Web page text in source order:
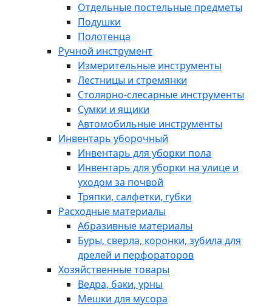
Отдельные постельные предметы
Подушки
Полотенца
Ручной инструмент
Измерительные инструменты
Лестницы и стремянки
Столярно-слесарные инструменты
Сумки и ящики
Автомобильные инструменты
Инвентарь уборочный
Инвентарь для уборки пола
Инвентарь для уборки на улице и
уходом за почвой
Тряпки, салфетки, губки
Расходные материалы
Абразивные материалы
Буры, сверла, коронки, зубила для
дрелей и перфораторов
Хозяйственные товары
Ведра, баки, урны
Мешки для мусора